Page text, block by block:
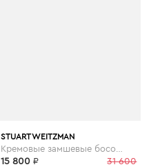
STUART WEITZMAN
Кремовые замшевые босоножки
31 600
15 800 ₽